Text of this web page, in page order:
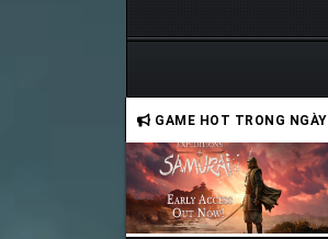
GAME HOT TRONG NGÀY